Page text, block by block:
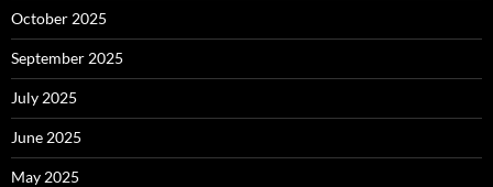
October 2025
September 2025
July 2025
June 2025
May 2025